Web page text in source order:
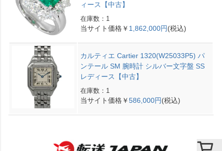
ィース【中古】
在庫数：1
当サイト価格￥ 1,862,000円(税込)
カルティエ Cartier 1320(W25033P5) パ
ンテール SM 腕時計 シルバー文字盤 SS
レディース【中古】
在庫数：1
当サイト価格￥586,000円(税込)